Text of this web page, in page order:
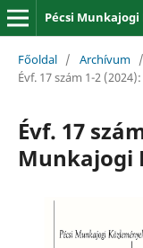
Pécsi
Főoldal / Archívum /
Évf. 17 szám 1-2
Évf. 17
Munkajogi